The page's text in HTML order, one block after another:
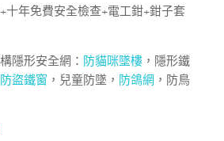
十年免費安全檢查+電工鉗+鉗子套
隱形安全網： 防貓咪墜樓 ，隱形鐵
防盜鐵窗 ，兒童防墜， 防鴿網 ，防鳥